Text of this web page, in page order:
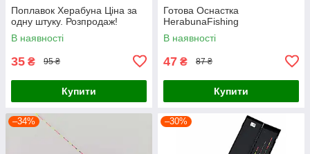
Поплавок Херабуна Ціна за
одну штуку. Розпродаж!
В наявності
35 ₴ 95 ₴
Купити
Готова Оснастка
HerabunaFishing
В наявності
47 ₴ 87 ₴
Купити
–34% –30%